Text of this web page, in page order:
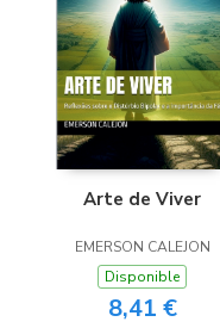
Arte de Viver
EMERSON CALEJON
Disponible
8,41 €